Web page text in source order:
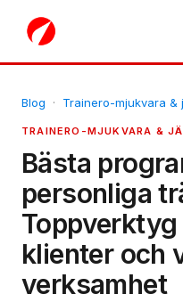
Blog · Trainero-mjukvara &
TRAINERO-MJUKVARA &
Bästa
personliga
klienter och
verksamhet